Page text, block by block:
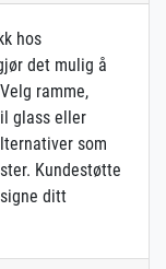
hos
det mulig å
ramme,
glass eller
som
Kundestøtte
ditt